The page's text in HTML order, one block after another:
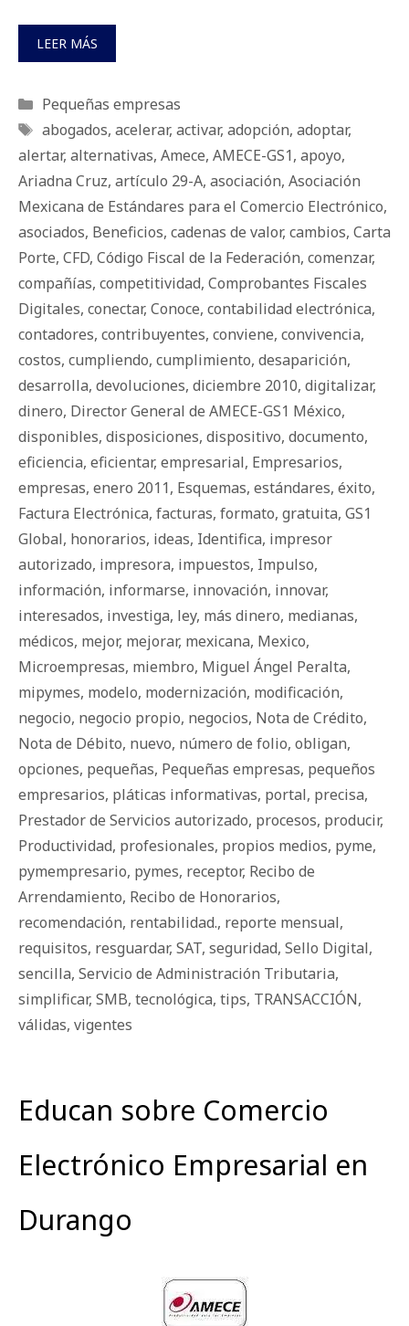
LEER MÁS
Categorías
Pequeñas empresas
Etiquetas
abogados, acelerar, activar, adopción, adoptar,
alertar, alternativas, Amece, AMECE-GS1, apoyo,
Ariadna Cruz, artículo 29-A, asociación, Asociación
Mexicana de Estándares para el Comercio Electrónico,
asociados, Beneficios, cadenas de valor, cambios, Carta
Porte, CFD, Código Fiscal de la Federación, comenzar,
compañías, competitividad, Comprobantes Fiscales
Digitales, conectar, Conoce, contabilidad electrónica,
contadores, contribuyentes, conviene, convivencia,
costos, cumpliendo, cumplimiento, desaparición,
desarrolla, devoluciones, diciembre 2010, digitalizar,
dinero, Director General de AMECE-GS1 México,
disponibles, disposiciones, dispositivo, documento,
eficiencia, eficientar, empresarial, Empresarios,
empresas, enero 2011, Esquemas, estándares, éxito,
Factura Electrónica, facturas, formato, gratuita, GS1
Global, honorarios, ideas, Identifica, impresor
autorizado, impresora, impuestos, Impulso,
información, informarse, innovación, innovar,
interesados, investiga, ley, más dinero, medianas,
médicos, mejor, mejorar, mexicana, Mexico,
Microempresas, miembro, Miguel Ángel Peralta,
mipymes, modelo, modernización, modificación,
negocio, negocio propio, negocios, Nota de Crédito,
Nota de Débito, nuevo, número de folio, obligan,
opciones, pequeñas, Pequeñas empresas, pequeños
empresarios, pláticas informativas, portal, precisa,
Prestador de Servicios autorizado, procesos, producir,
Productividad, profesionales, propios medios, pyme,
pymempresario, pymes, receptor, Recibo de
Arrendamiento, Recibo de Honorarios,
recomendación, rentabilidad., reporte mensual,
requisitos, resguardar, SAT, seguridad, Sello Digital,
sencilla, Servicio de Administración Tributaria,
simplificar, SMB, tecnológica, tips, TRANSACCIÓN,
válidas, vigentes
Educan sobre Comercio
Electrónico Empresarial en
Durango